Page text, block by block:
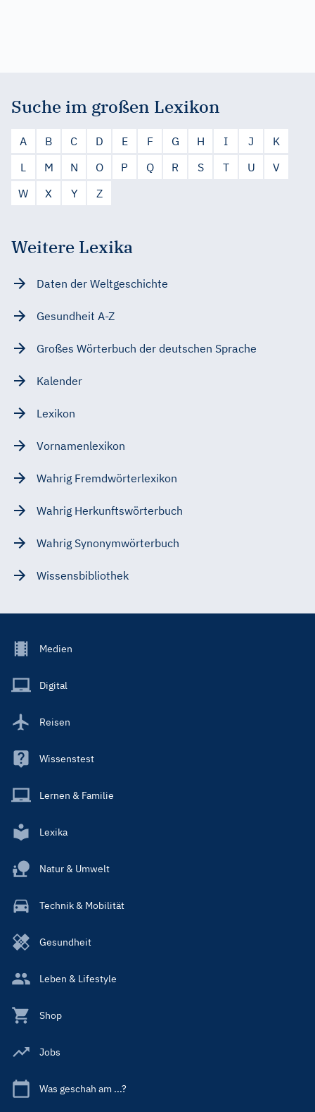
Suche im großen Lexikon
A B C D E F G H I J
K
L
M N O P Q R S T U
V
W
X Y Z
Weitere Lexika
Daten der Weltgeschichte
Gesundheit A-Z
Großes Wörterbuch der deutschen Sprache
Kalender
Lexikon
Vornamenlexikon
Wahrig Fremdwörterlexikon
Wahrig Herkunftswörterbuch
Wahrig Synonymwörterbuch
Wissensbibliothek
Footer
Main
Medien
Digital
Reisen
Wissenstest
Lernen & Familie
Lexika
Natur & Umwelt
Technik & Mobilität
Gesundheit
Leben & Lifestyle
Shop
Jobs
Was geschah am ...?